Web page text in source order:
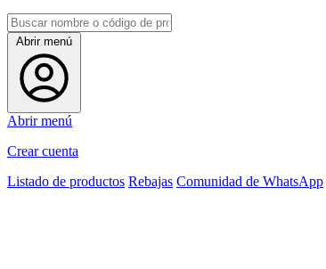
Abrir menú
Abrir menú
Crear cuenta
Listado de productos Rebajas Comunidad de WhatsApp